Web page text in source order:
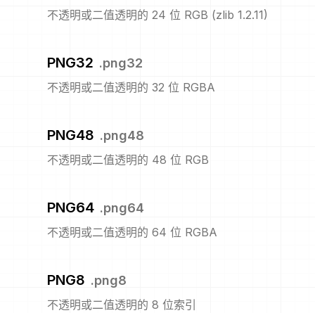
不透明或二值透明的 24 位 RGB (zlib 1.2.11)
PNG32 .png32
不透明或二值透明的 32 位 RGBA
PNG48 .png48
不透明或二值透明的 48 位 RGB
PNG64 .png64
不透明或二值透明的 64 位 RGBA
PNG8 .png8
不透明或二值透明的 8 位索引